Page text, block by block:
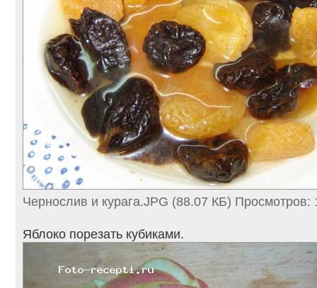
Чернослив и курага.JPG (88.07 КБ) Просмотров:
Яблоко порезать кубиками.